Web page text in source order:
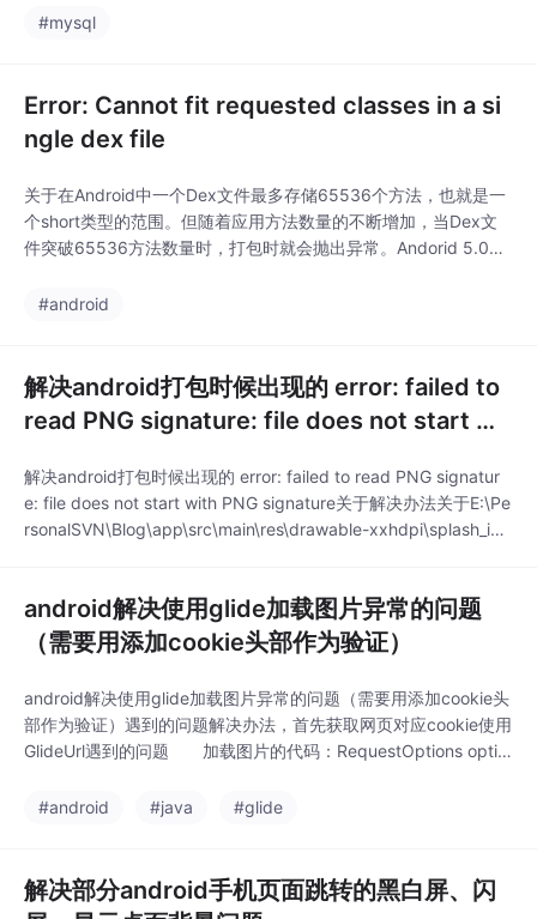
里我以云服务为例：将我们想要连接的远程网络ip地址输入：点击
#mysql
Error: Cannot fit requested classes in a si
ngle dex file
关于在Android中一个Dex文件最多存储65536个方法，也就是一
个short类型的范围。但随着应用方法数量的不断增加，当Dex文
件突破65536方法数量时，打包时就会抛出异常。Andorid 5.0之
载一个主dex，其它的dex采用MultiDex手段来加载。所以使用mu
#android
解决android打包时候出现的 error: failed to
read PNG signature: file does not start wit
解决android打包时候出现的 error: failed to read PNG signatur
e: file does not start with PNG signature关于解决办法关于E:\Pe
rsonalSVN\Blog\app\src\main\res\drawable-xxhdpi\splash_im
android解决使用glide加载图片异常的问题
（需要用添加cookie头部作为验证）
android解决使用glide加载图片异常的问题（需要用添加cookie头
部作为验证）遇到的问题解决办法，首先获取网页对应cookie使用
GlideUrl遇到的问题 加载图片的代码：RequestOptions optio
载的优先级，优先级越高越优先加载，// 缓存原始数据
#android #java #glide
解决部分android手机页面跳转的黑白屏、闪